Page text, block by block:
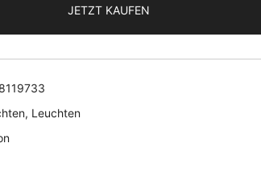
JETZT KAUFEN
, Leuchten